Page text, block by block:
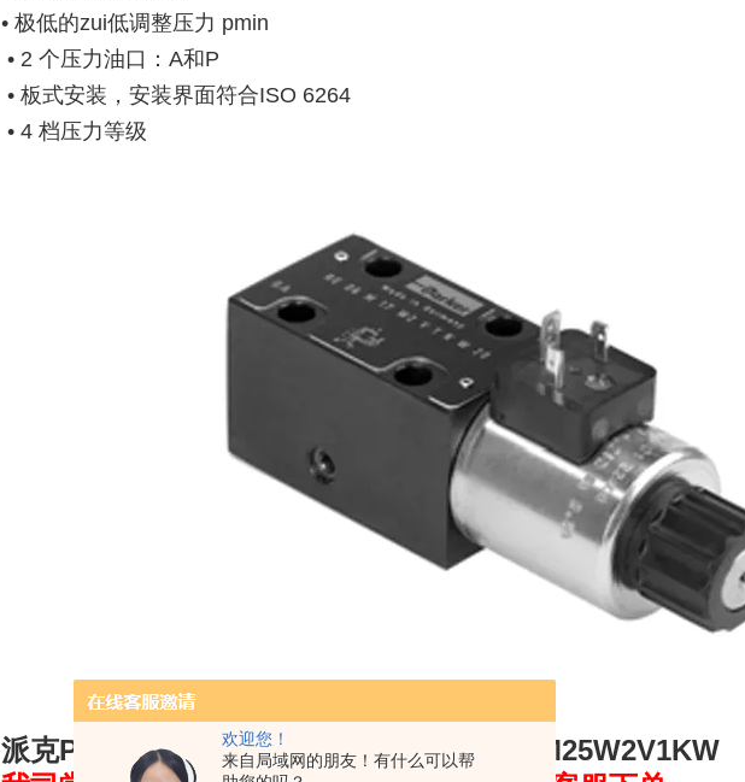
欢迎您！
来自局域网的朋友！有什么可以帮
• 极低的zui低调整压力 pmin
• 2 个压力油口：A和P
• 板式安装，安装界面符合ISO 6264
• 4 档压力等级
派克PARKER直动式电磁比例溢流阀RE06M25W2V1KW